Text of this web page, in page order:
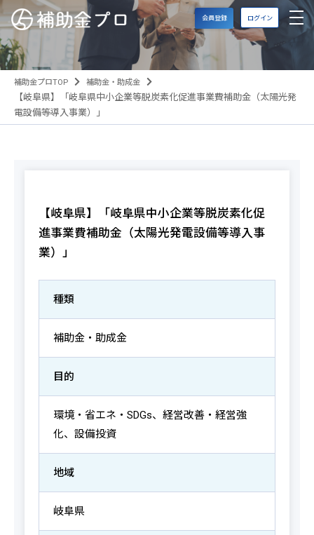
会員登録 ログイン
補助金プロTOP 補助金・助成金
【岐阜県】「岐阜県中小企業等脱炭素化促進事業費補助金（太陽光発
電設備等導入事業）」
【岐阜県】「岐阜県中小企業等脱炭素化促
進事業費補助金（太陽光発電設備等導入事
業）」
種類
補助金・助成金
目的
環境・省エネ・SDGs、経営改善・経営強
化、設備投資
地域
岐阜県